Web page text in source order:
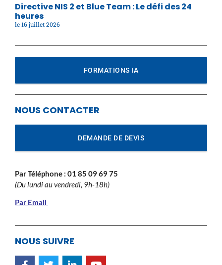
Directive NIS 2 et Blue Team : Le défi des 24
heures
16 juillet 2026
FORMATIONS IA
NOUS CONTACTER
DEMANDE DE DEVIS
Par Téléphone : 01 85 09 69 75
(Du lundi au vendredi, 9h-18h)
Par Email
NOUS SUIVRE